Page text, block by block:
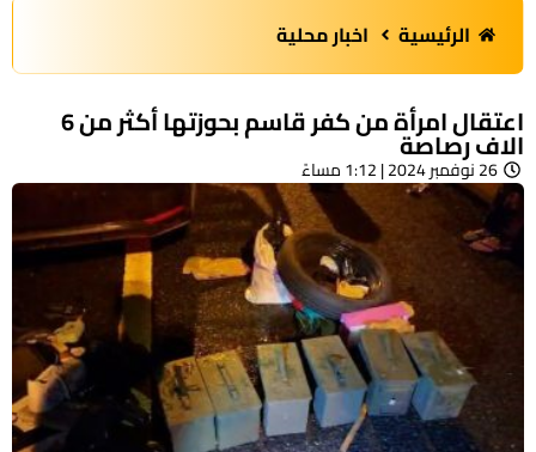
الرئيسية اخبار محلية
اعتقال امرأة من كفر قاسم بحوزتها أكثر من 6
الاف رصاصة
26 نوفمبر 2024 | 1:12 مساءً